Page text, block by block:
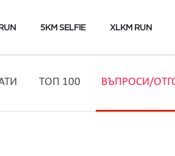
5KM SELFIE XLKM RUN
ТОП 100 ВЪПРОСИ/